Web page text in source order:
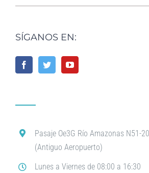
SÍGANOS EN:
Pasaje Oe3G Río Amazonas N51-
(Antiguo Aeropuerto)
Lunes a Viernes de 08:00 a 16:30